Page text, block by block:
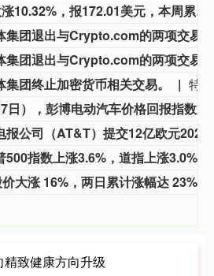
Palantir收涨10.32%，报172.01美元，本周累计上涨39.78%。
团终止加密货币相关交易。
致健康方向升级